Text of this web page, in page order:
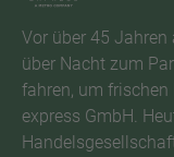
Vor über 45 Jahren
über Nacht zum
fahren, um frischen
express GmbH.